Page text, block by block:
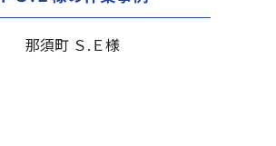
那須町 Ｓ.Ｅ様